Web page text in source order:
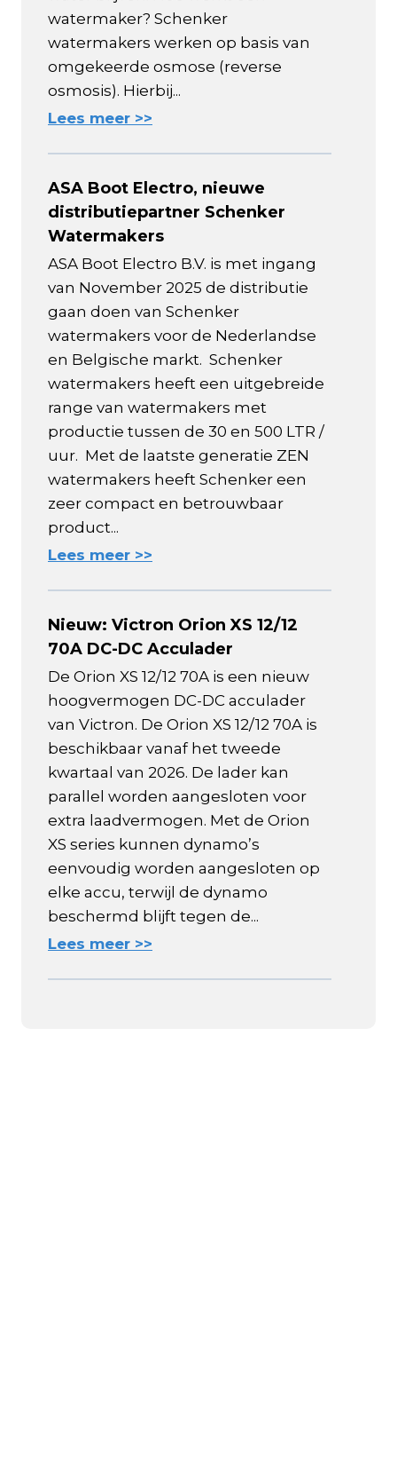
watermaker? Schenker
watermakers werken op basis van
omgekeerde osmose (reverse
osmosis). Hierbij...
Lees meer >>
ASA Boot Electro, nieuwe
distributiepartner Schenker
Watermakers
ASA Boot Electro B.V. is met ingang
van November 2025 de distributie
gaan doen van Schenker
watermakers voor de Nederlandse
en Belgische markt. Schenker
watermakers heeft een uitgebreide
range van watermakers met
productie tussen de 30 en 500 LTR /
uur. Met de laatste generatie ZEN
watermakers heeft Schenker een
zeer compact en betrouwbaar
product...
Lees meer >>
Nieuw: Victron Orion XS 12/12
70A DC-DC Acculader
De Orion XS 12/12 70A is een nieuw
hoogvermogen DC-DC acculader
van Victron. De Orion XS 12/12 70A is
beschikbaar vanaf het tweede
kwartaal van 2026. De lader kan
parallel worden aangesloten voor
extra laadvermogen. Met de Orion
XS series kunnen dynamo’s
eenvoudig worden aangesloten op
elke accu, terwijl de dynamo
beschermd blijft tegen de...
Lees meer >>